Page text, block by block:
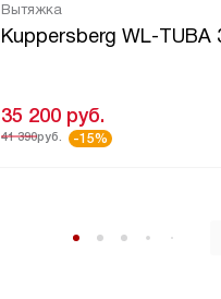
Вытяжка
Kuppersberg WL-TUBA
35 200 руб.
41 390руб. -15%